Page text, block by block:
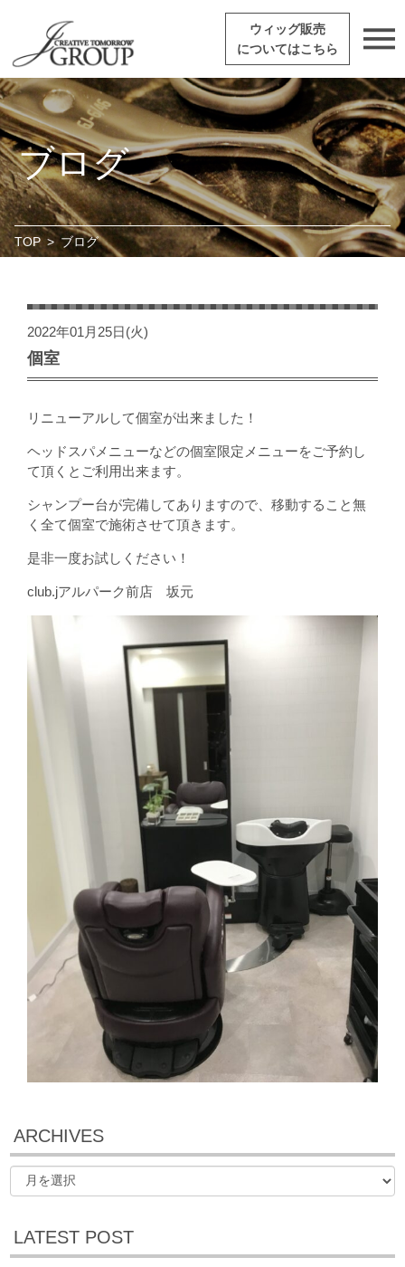
ウィッグ販売
についてはこちら
ブログ
TOP > ブログ
2022年01月25日(火)
個室
リニューアルして個室が出来ました！
ヘッドスパメニューなどの個室限定メニューをご予約し
て頂くとご利用出来ます。
シャンプー台が完備してありますので、移動すること無
く全て個室で施術させて頂きます。
是非一度お試しください！
club.jアルパーク前店 坂元
ARCHIVES
LATEST POST